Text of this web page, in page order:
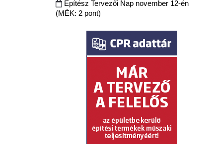
Építész Tervezői Nap november 12-én
(MÉK: 2 pont)